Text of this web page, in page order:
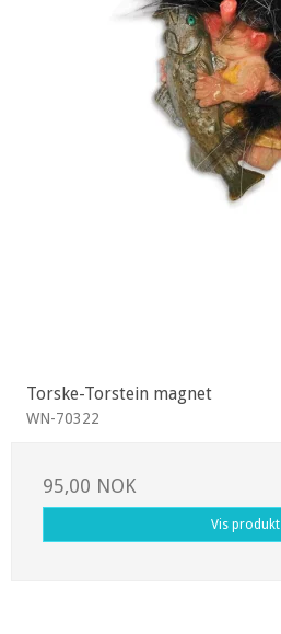
Torske-Torstein magnet
WN-70322
95,00 NOK
Vis produkt